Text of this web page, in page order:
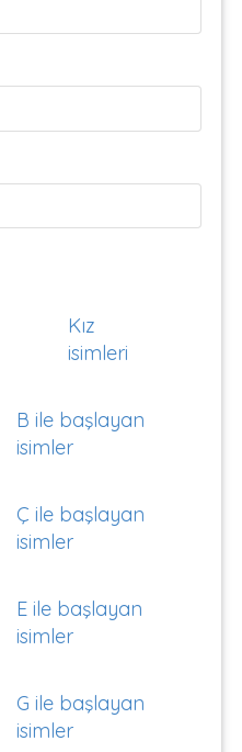
Kız
isimleri
B ile başlayan
isimler
Ç ile başlayan
isimler
E ile başlayan
isimler
G ile başlayan
isimler